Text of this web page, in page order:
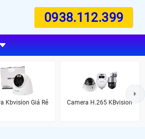
0938.112.399
Kbvision Giá Rẻ Camera H.265 KBvision